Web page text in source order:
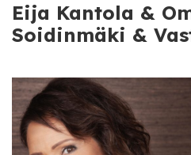
Eija Kantola &
Soidinmäki &